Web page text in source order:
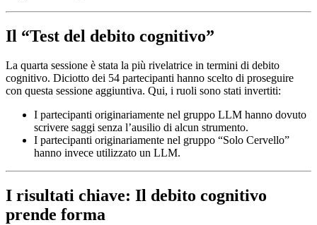
Il “Test del debito cognitivo”
La quarta sessione è stata la più rivelatrice in termini di debito
cognitivo. Diciotto dei 54 partecipanti hanno scelto di proseguire
con questa sessione aggiuntiva. Qui, i ruoli sono stati invertiti:
I partecipanti originariamente nel gruppo LLM hanno dovuto
scrivere saggi senza l’ausilio di alcun strumento.
I partecipanti originariamente nel gruppo “Solo Cervello”
hanno invece utilizzato un LLM.
I risultati chiave: Il debito cognitivo
prende forma